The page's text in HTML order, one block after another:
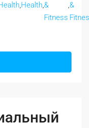
,Health,&
Fitness
,&